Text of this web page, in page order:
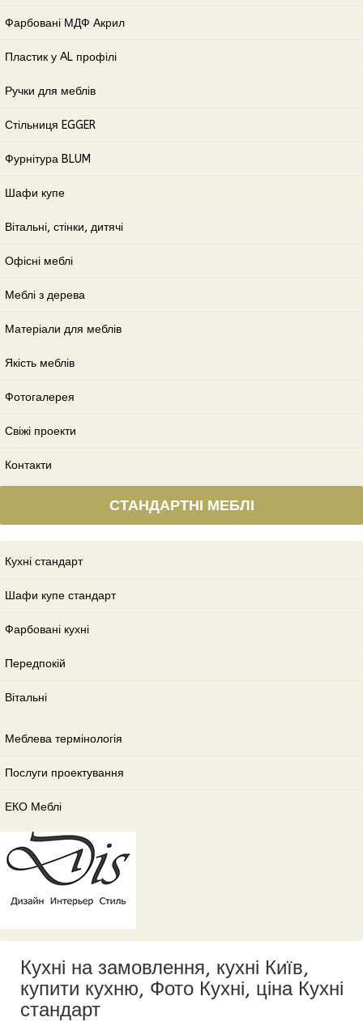
Фарбовані МДФ Акрил
Пластик у AL профілі
Ручки для меблів
Стільниця EGGER
Фурнітура BLUM
Шафи купе
Вітальні, стінки, дитячі
Офісні меблі
Меблі з дерева
Матеріали для меблів
Якість меблів
Фотогалерея
Свіжі проекти
Контакти
СТАНДАРТНІ МЕБЛІ
Кухні стандарт
Шафи купе стандарт
Фарбовані кухні
Передпокій
Вітальні
Меблева термінологія
Послуги проектування
ЕКО Меблі
Кухні на замовлення, кухні Київ,
купити кухню, Фото Кухні, ціна Кухні
стандарт